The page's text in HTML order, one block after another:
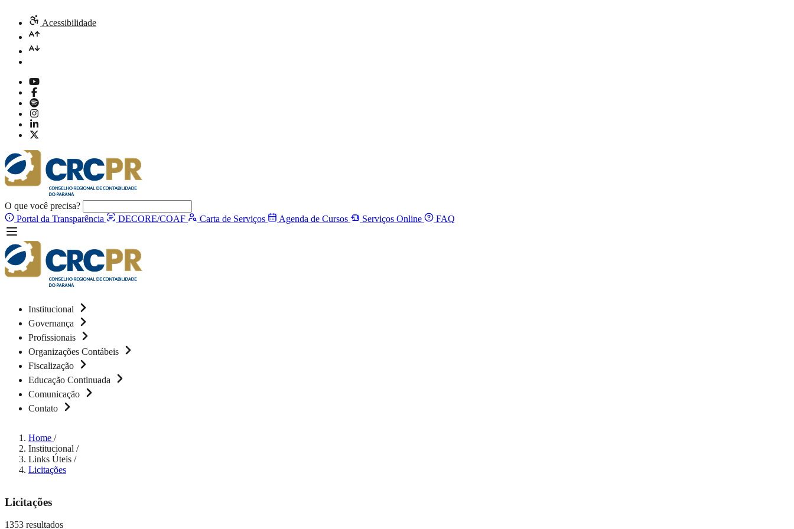
Acessibilidade
O que você precisa?
Portal da Transparência
DECORE/COAF Carta de Serviços Agenda de Cursos Serviços Online FAQ
Institucional
Governança
Profissionais
Organizações Contábeis
Fiscalização
Educação Continuada
Comunicação
Contato
Home /
Institucional /
Links Úteis /
Licitações
Licitações
1353 resultados